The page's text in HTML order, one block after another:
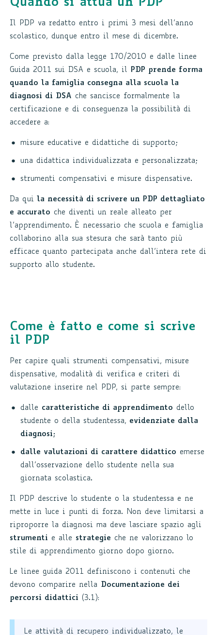
Quando si attua un PDP
Il PDP va redatto entro i primi 3 mesi dell’anno
scolastico, dunque entro il mese di dicembre.
Come previsto dalla legge 170/2010 e dalle linee
Guida 2011 sui DSA e scuola, il
PDP prende forma
quando la famiglia consegna alla scuola la
diagnosi di DSA che sancisce formalmente la
certificazione e di conseguenza la possibilità di
accedere a:
misure educative e didattiche di supporto;
una didattica individualizzata e personalizzata;
strumenti compensativi e misure dispensative.
Da qui la necessità di scrivere un PDP dettagliato
e accurato che diventi un reale alleato per
l’apprendimento. È necessario che scuola e famiglia
collaborino alla sua stesura che sarà tanto più
efficace quanto partecipata anche dall’intera rete di
supporto allo studente.
Come è fatto e come si scrive
il PDP
Per capire quali strumenti compensativi, misure
dispensative, modalità di verifica e criteri di
valutazione inserire nel PDP, si parte sempre:
dalle caratteristiche di apprendimento dello
studente o della studentessa, evidenziate dalla
diagnosi;
dalle valutazioni di carattere didattico emerse
dall’osservazione dello studente nella sua
giornata scolastica.
Il PDP descrive lo studente o la studentessa e ne
mette in luce i punti di forza. Non deve limitarsi a
riproporre la diagnosi ma deve lasciare spazio agli
strumenti e alle strategie che ne valorizzano lo
stile di apprendimento giorno dopo giorno.
Le linee guida 2011 definiscono i contenuti che
devono comparire nella Documentazione dei
percorsi didattici (3.1):
Le attività di recupero individualizzato, le